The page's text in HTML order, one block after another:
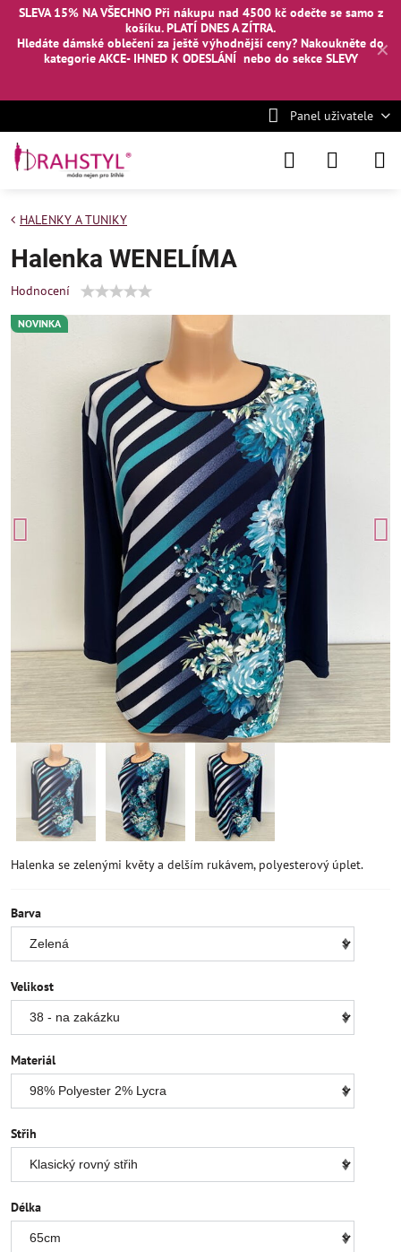
✕
SLEVA 15% NA VŠECHNO Při nákupu nad 4500 kč odečte se samo z
košíku. PLATÍ DNES A ZÍTRA.
Hledáte dámské oblečení za ještě výhodnější ceny? Nakoukněte do
kategorie AKCE- IHNED K ODESLÁNÍ nebo do sekce SLEVY
Panel uživatele
NOVINKA
HALENKY A TUNIKY
Halenka WENELÍMA
Hodnocení
Halenka se zelenými květy a delším rukávem, polyesterový úplet.
Barva
Velikost
Materiál
Střih
Délka